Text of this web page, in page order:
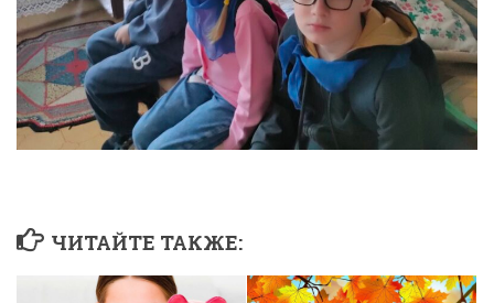
ЧИТАЙТЕ ТАКЖЕ: